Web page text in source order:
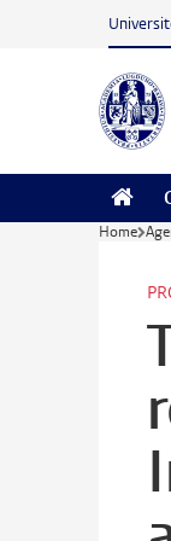
Ga naar
Home